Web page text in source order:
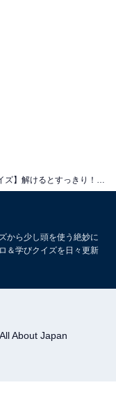
【ひらがなクイズ】解けるとすっきり！ 空欄に共通する2文字は？ ヒントは夜空の星
から少し頭を使う絶妙に
＆学びクイズを日々更新
All About Japan